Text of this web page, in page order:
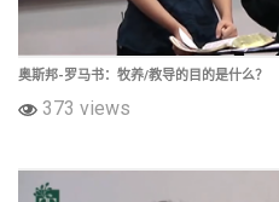
奥斯邦-罗马书：牧养/教导的目的是什么？
373 views